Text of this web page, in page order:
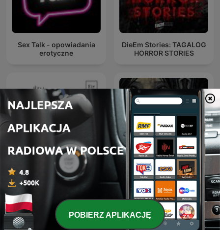
Sex Talk - opowiadania
erotyczne
DieEm Stories: TAGALOG
HORROR STORIES
Podcast na dobranoc
Sitio Bangungot - Pinoy
Horror Stories for Sleep
Podcast
POBIERZ APLIKACJĘ